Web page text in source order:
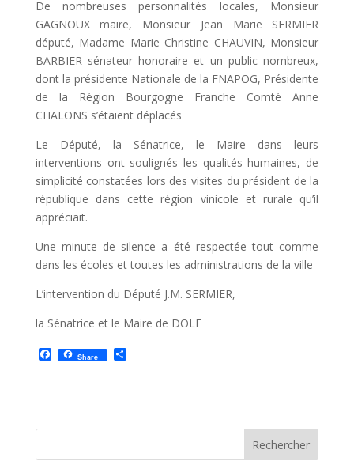
De nombreuses personnalités locales, Monsieur
GAGNOUX maire, Monsieur Jean Marie SERMIER
député, Madame Marie Christine CHAUVIN, Monsieur
BARBIER sénateur honoraire et un public nombreux,
dont la présidente Nationale de la FNAPOG, Présidente
de la Région Bourgogne Franche Comté Anne
CHALONS s’étaient déplacés
Le Député, la Sénatrice, le Maire dans leurs
interventions ont soulignés les qualités humaines, de
simplicité constatées lors des visites du président de la
république dans cette région vinicole et rurale qu’il
appréciait.
Une minute de silence a été respectée tout comme
dans les écoles et toutes les administrations de la ville
L’intervention du Député J.M. SERMIER,
la Sénatrice et le Maire de DOLE
F
a
o
Share P
e